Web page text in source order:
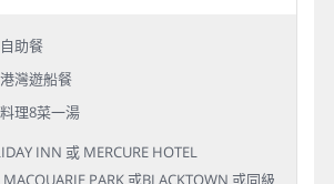
助餐
灣遊船餐
理8菜一湯
INN 或 MERCURE HOTEL